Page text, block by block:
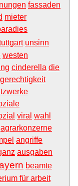
fassaden
mieter
unsinn
westen
cinderella die
gerechtigkeit
viral wahl
agrarkonzerne
angriffe
ausgaben
beamte
für arbeit